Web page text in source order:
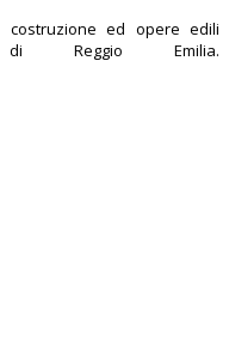
costruzione ed opere edili
Reggio Emilia.